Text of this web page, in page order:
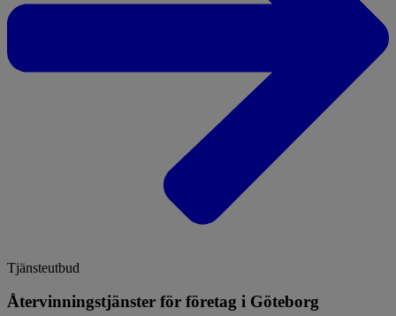
Tjänsteutbud
Återvinningstjänster för företag i Göteborg